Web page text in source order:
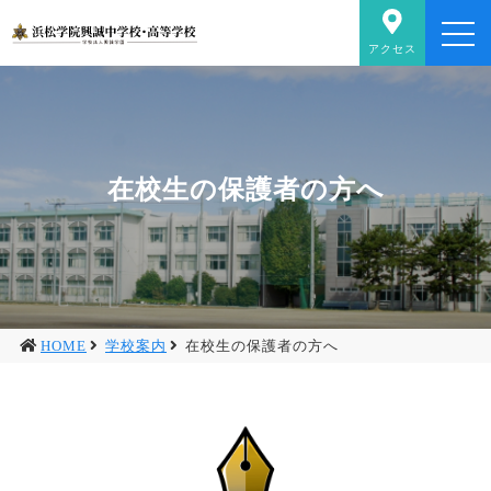
アクセス
在校生の保護者の方へ
HOME 学校案内 在校生の保護者の方へ